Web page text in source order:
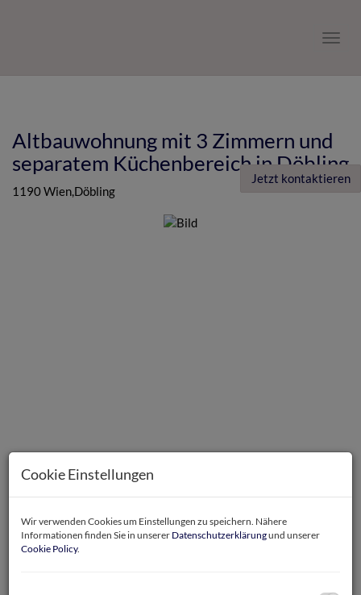
Altbauwohnung mit 3 Zimmern und
separatem Küchenbereich in Döbling
1190 Wien,Döbling
Jetzt kontaktieren
Cookie Einstellungen
Wir verwenden Cookies um Einstellungen zu speichern. Nähere
Informationen finden Sie in unserer Datenschutzerklärungund unserer
Cookie Policy.